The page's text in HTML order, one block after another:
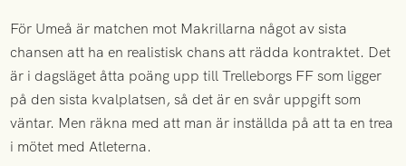
För Umeå är matchen mot Makrillarna något av sista
chansen att ha en realistisk chans att rädda kontraktet. Det
är i dagsläget åtta poäng upp till Trelleborgs FF som ligger
på den sista kvalplatsen, så det är en svår uppgift som
väntar. Men räkna med att man är inställda på att ta en trea
i mötet med Atleterna.